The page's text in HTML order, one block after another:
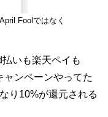
Foolではなく
いも楽天ペイも
ンペーンやってた
り10%が還元される